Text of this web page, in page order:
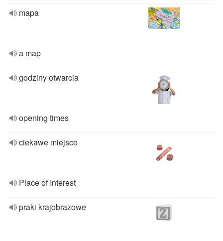
mapa
a map
godziny otwarcia
opening times
ciekawe miejsce
Place of Interest
praki krajobrazowe